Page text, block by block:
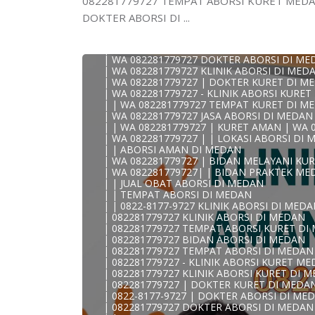
DOKTER ABORSI DI ...
| WA 082281779727 TEMPAT ABORSI DI
| WA 082281779727 BIDAN ABORSI DI
| WA 082281779727 TEMPAT ABORSI MEDAN
| WA 082281779727 DOKTER ABORSI DI
| WA 082281779727 KLINIK ABORSI DI
| WA 082281779727 | DOKTER KURET DI
| WA 082281779727 - KLINIK ABORSI KURET
| | WA 082281779727 TEMPAT KURET DI
| WA 082281779727 JASA ABORSI DI MEDAN
| | WA 082281779727 | KURET AMAN | WA
| WA 082281779727 | | LOKASI ABORSI DI
| | ABORSI AMAN DI MEDAN
| WA 082281779727 | BIDAN MELAYANI
| WA 082281779727| | BIDAN PRAKTEK
| | JUAL OBAT ABORSI DI MEDAN
| | TEMPAT ABORSI DI MEDAN
| | 0822-8177-9727 KLINIK ABORSI DI
| 082281779727 KLINIK ABORSI DI MEDAN
| 082281779727 TEMPAT ABORSI KURET DI
| 082281779727 BIDAN ABORSI DI MEDAN
| 082281779727 TEMPAT ABORSI DI MEDAN
| 082281779727 - KLINIK ABORSI KURET
| 082281779727 KLINIK ABORSI KURET DI
| 082281779727 | DOKTER KURET DI
| 0822-8177-9727 | DOKTER ABORSI DI
| 082281779727 DOKTER ABORSI DI MEDAN
KLINIK ABORSI KURET MEDAN WA
0822/81779/727 TEMPAT ABORSI MEDAN
WA 082281779727 DOKTER ABORSI MEDAN
WA 082281779727 KLINIK ABORSI MEDAN
WA 082281779727 TEMPAT ABORSI KURET
082281779727 BIDAN ABORSI DI MEDAN
082281779727 DOKTER ABORSI DI MEDAN
WA 0822*81779*727 TEMPAT ABORSI
WA 082281779727 DOKTER KURET DI
WA 082281779727 TEMPAT KURET DI MEDAN
WA 082281779727 JASA ABORSI DI MEDAN
| WA 082-281-779-727 KURET AMAN WA
| WA 082-281-779-727 LOKASI ABORSI DI
082-281-779-727 ABORSI AMAN DI MEDAN
| WA 082281779727 BIDAN MELAYANI
WA 082281779727 BIDAN PRAKTEK MEDAN
| KLINIK ABORSI MEDAN
WA 082281779727 TEMPAT ABORSI DI
| 082281779727 KLINIK ABORSI MEDAN
| WA 0822-8177-9727 DOKTER ABORSI DI